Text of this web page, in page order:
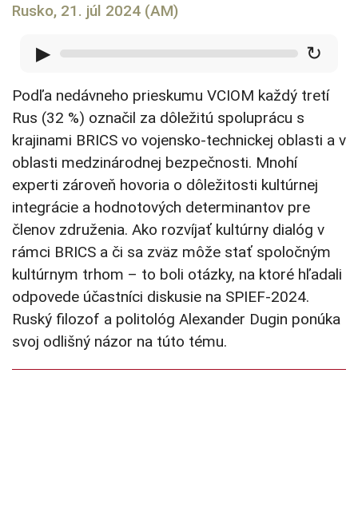
Rusko, 21. júl 2024 (AM)
▶ ↻
Podľa nedávneho prieskumu VCIOM každý tretí
Rus (32 %) označil za dôležitú spoluprácu s
krajinami BRICS vo vojensko-technickej oblasti a v
oblasti medzinárodnej bezpečnosti. Mnohí
experti zároveň hovoria o dôležitosti kultúrnej
integrácie a hodnotových determinantov pre
členov združenia. Ako rozvíjať kultúrny dialóg v
rámci BRICS a či sa zväz môže stať spoločným
kultúrnym trhom – to boli otázky, na ktoré hľadali
odpovede účastníci diskusie na SPIEF-2024.
Ruský filozof a politológ Alexander Dugin ponúka
svoj odlišný názor na túto tému.